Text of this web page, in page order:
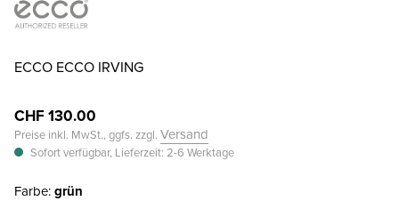
ECCO ECCO IRVING
CHF 130.00
Preise inkl. MwSt., ggfs. zzgl. Versand
Sofort verfügbar, Lieferzeit: 2-6 Werktage
Farbe:grün